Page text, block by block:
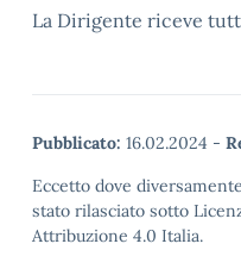
La Dirigente riceve
Pubblicato: 16.02.2024 -
Eccetto dove
stato rilasciato sotto
Attribuzione 4.0 Italia.